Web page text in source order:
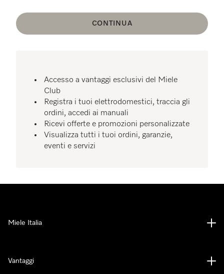
CONTINUA
Accesso a vantaggi esclusivi del Miele
Club
Registra i tuoi elettrodomestici, traccia gli
ordini, accedi ai manuali
Ricevi offerte e promozioni personalizzate
Visualizza tutti i tuoi ordini, garanzie,
eventi e servizi
Miele Italia
Vantaggi